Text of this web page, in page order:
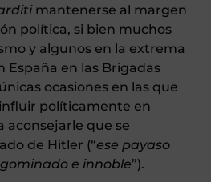
mantenerse al margen
política, si bien muchos
y algunos en la extrema
España en las Brigadas
ocasiones en las que
políticamente en
aconsejarle que se
de Hitler (“ese payaso
e innoble”).